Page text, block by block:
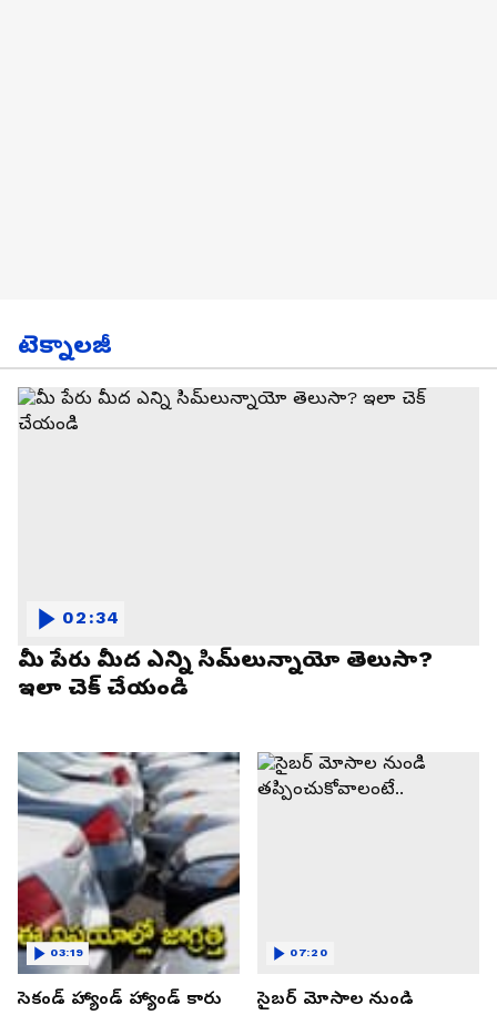
టెక్నాలజీ
మీ పేరు మీద ఎన్ని సిమ్‌లున్నాయో తెలుసా?
ఇలా చెక్ చేయండి
02:34
సెకండ్ హ్యాండ్ హ్యాండ్ కారు
03:19
సైబర్ మోసాల నుండి
07:20